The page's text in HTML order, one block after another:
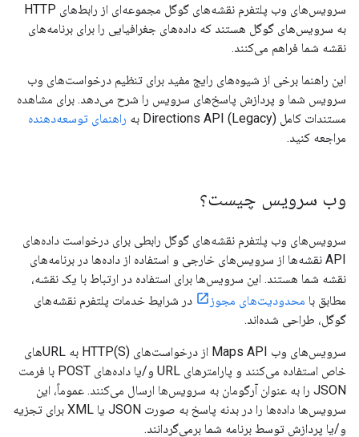
سرویس‌های وب پلتفرم نقشه‌های گوگل مجموعه‌ای از رابط‌های HTTP
به سرویس‌های گوگل هستند که داده‌های جغرافیایی را برای برنامه‌های
نقشه شما فراهم می‌کنند.
این راهنما برخی از شیوه‌های رایج مفید برای تنظیم درخواست‌های وب
سرویس شما و پردازش پاسخ‌های سرویس را شرح می‌دهد. برای مشاهده
مستندات کامل Directions API (Legacy) به
راهنمای توسعه‌دهنده
مراجعه کنید.
وب سرویس چیست؟
سرویس‌های وب پلتفرم نقشه‌های گوگل رابطی برای درخواست داده‌های
API نقشه‌ها از سرویس‌های خارجی و استفاده از داده‌ها در برنامه‌های
نقشه شما هستند. این سرویس‌ها برای استفاده در ارتباط با یک نقشه،
مطابق با محدودیت‌های مجوز
در شرایط خدمات پلتفرم نقشه‌های
گوگل، طراحی شده‌اند.
سرویس‌های وب Maps API از درخواست‌های HTTP(S) به URLهای
خاص استفاده می‌کنند و پارامترهای URL و/یا داده‌های POST با فرمت
JSON را به عنوان آرگومان به سرویس‌ها ارسال می‌کنند. عموماً، این
سرویس‌ها داده‌ها را در بدنه پاسخ به صورت JSON یا XML برای تجزیه
و/یا پردازش توسط برنامه شما برمی‌گردانند.